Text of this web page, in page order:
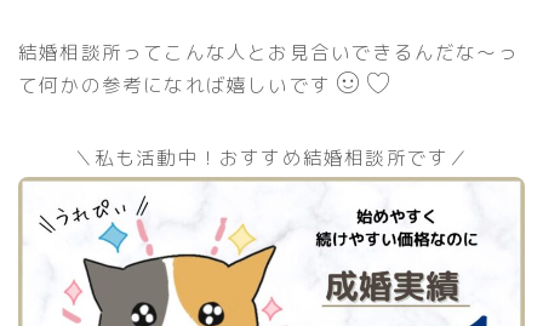
結婚相談所ってこんな人とお見合いできるんだな〜っ
て何かの参考になれば嬉しいです
＼私も活動中！おすすめ結婚相談所です／